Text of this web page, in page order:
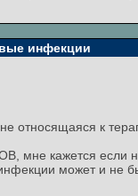
инфекции
относящаяся к
мне кажется если
может и не